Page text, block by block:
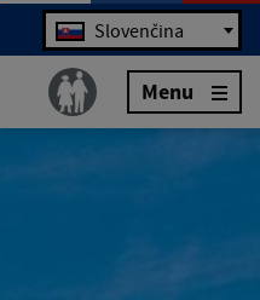
Jazyk Slovenčina
Menu